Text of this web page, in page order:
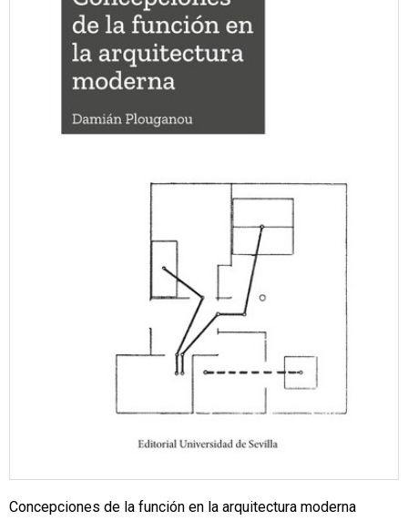
Concepciones de la función en la arquitectura moderna